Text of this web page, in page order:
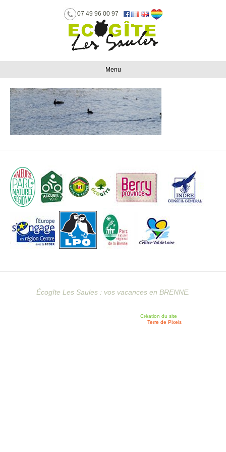
07 49 96 00 97
Menu
Écogîte Les Saules : vos vacances en BRENNE.
Création du site
Terre de Pixels